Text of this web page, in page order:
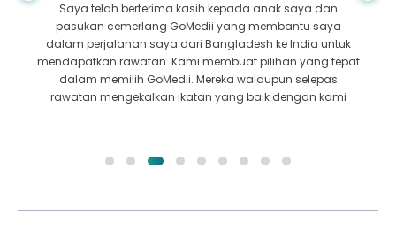
Saya telah berterima kasih kepada anak saya dan
pasukan cemerlang GoMedii yang membantu saya
dalam perjalanan saya dari Bangladesh ke India untuk
mendapatkan rawatan. Kami membuat pilihan yang tepat
dalam memilih GoMedii. Mereka walaupun selepas
rawatan mengekalkan ikatan yang baik dengan kami